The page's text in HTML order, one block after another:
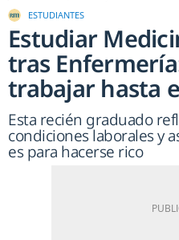
ESTUDIANTES
Estudiar
tras
trabajar hasta
Esta recién graduado
condiciones laborales y
es para hacerse rico